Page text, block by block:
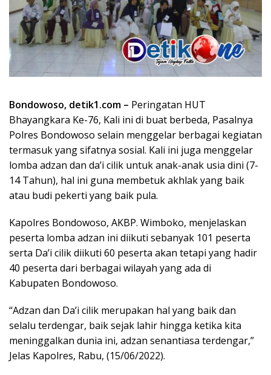
Bondowoso, detik1.com – Peringatan HUT
Bhayangkara Ke-76, Kali ini di buat berbeda, Pasalnya
Polres Bondowoso selain menggelar berbagai kegiatan
termasuk yang sifatnya sosial. Kali ini juga menggelar
lomba adzan dan da’i cilik untuk anak-anak usia dini (7-
14 Tahun), hal ini guna membetuk akhlak yang baik
atau budi pekerti yang baik pula.
Kapolres Bondowoso, AKBP. Wimboko, menjelaskan
peserta lomba adzan ini diikuti sebanyak 101 peserta
serta Da’i cilik diikuti 60 peserta akan tetapi yang hadir
40 peserta dari berbagai wilayah yang ada di
Kabupaten Bondowoso.
“Adzan dan Da’i cilik merupakan hal yang baik dan
selalu terdengar, baik sejak lahir hingga ketika kita
meninggalkan dunia ini, adzan senantiasa terdengar,”
Jelas Kapolres, Rabu, (15/06/2022).